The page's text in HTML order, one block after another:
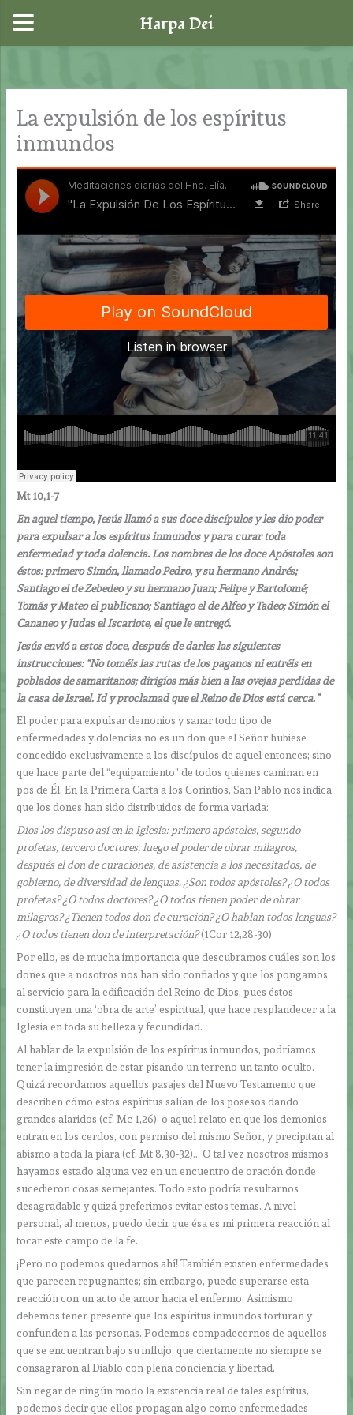
contenido
La expulsión de los espíritus
inmundos
Mt 10,1-7
En aquel tiempo, Jesús llamó a sus doce discípulos y les dio poder
para expulsar a los espíritus inmundos y para curar toda
enfermedad y toda dolencia. Los nombres de los doce Apóstoles son
éstos: primero Simón, llamado Pedro, y su hermano Andrés;
Santiago el de Zebedeo y su hermano Juan; Felipe y Bartolomé;
Tomás y Mateo el publicano; Santiago el de Alfeo y Tadeo; Simón el
Cananeo y Judas el Iscariote, el que le entregó.
Jesús envió a estos doce, después de darles las siguientes
instrucciones: “No toméis las rutas de los paganos ni entréis en
poblados de samaritanos; dirigíos más bien a las ovejas perdidas de
la casa de Israel. Id y proclamad que el Reino de Dios está cerca.”
El poder para expulsar demonios y sanar todo tipo de
enfermedades y dolencias no es un don que el Señor hubiese
concedido exclusivamente a los discípulos de aquel entonces; sino
que hace parte del “equipamiento” de todos quienes caminan en
pos de Él. En la Primera Carta a los Corintios, San Pablo nos indica
que los dones han sido distribuidos de forma variada:
Dios los dispuso así en la Iglesia: primero apóstoles, segundo
profetas, tercero doctores, luego el poder de obrar milagros,
después el don de curaciones, de asistencia a los necesitados, de
gobierno, de diversidad de lenguas. ¿Son todos apóstoles? ¿O todos
profetas? ¿O todos doctores? ¿O todos tienen poder de obrar
milagros? ¿Tienen todos don de curación? ¿O hablan todos lenguas?
¿O todos tienen don de interpretación?(1Cor 12,28-30)
Por ello, es de mucha importancia que descubramos cuáles son los
dones que a nosotros nos han sido confiados y que los pongamos
al servicio para la edificación del Reino de Dios, pues éstos
constituyen una ‘obra de arte’ espiritual, que hace resplandecer a la
Iglesia en toda su belleza y fecundidad.
Al hablar de la expulsión de los espíritus inmundos, podríamos
tener la impresión de estar pisando un terreno un tanto oculto.
Quizá recordamos aquellos pasajes del Nuevo Testamento que
describen cómo estos espíritus salían de los posesos dando
grandes alaridos (cf. Mc 1,26), o aquel relato en que los demonios
entran en los cerdos, con permiso del mismo Señor, y precipitan al
abismo a toda la piara (cf. Mt 8,30-32)… O tal vez nosotros mismos
hayamos estado alguna vez en un encuentro de oración donde
sucedieron cosas semejantes. Todo esto podría resultarnos
desagradable y quizá preferimos evitar estos temas. A nivel
personal, al menos, puedo decir que ésa es mi primera reacción al
tocar este campo de la fe.
¡Pero no podemos quedarnos ahí! También existen enfermedades
que parecen repugnantes; sin embargo, puede superarse esta
reacción con un acto de amor hacia el enfermo. Asimismo
debemos tener presente que los espíritus inmundos torturan y
confunden a las personas. Podemos compadecernos de aquellos
que se encuentran bajo su influjo, que ciertamente no siempre se
consagraron al Diablo con plena conciencia y libertad.
Sin negar de ningún modo la existencia real de tales espíritus,
podemos decir que ellos propagan algo como enfermedades
Harpa Dei